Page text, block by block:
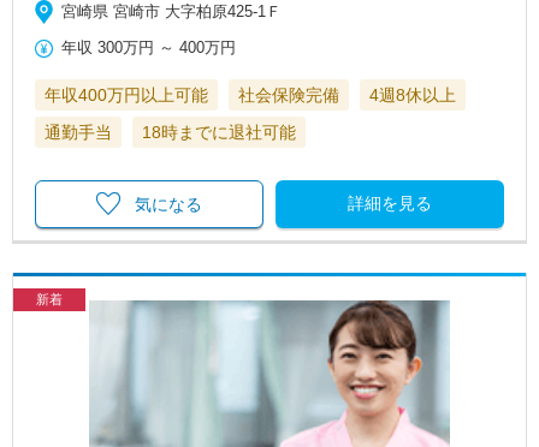
宮崎県 宮崎市 大字柏原425-1Ｆ
年収 300万円 ～400万円
年収400万円以上可能 社会保険完備
4週8休以上
通勤手当
18時までに退社可能
詳細を見る
気になる
新着